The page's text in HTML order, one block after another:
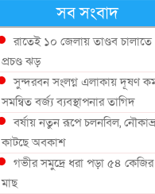
সব সংবাদ
রাতেই ১০ জেলায় তাণ্ডব চালাতে
প্রচণ্ড ঝড়
সুন্দরবন সংলগ্ন এলাকায় দূষণ
সমন্বিত বর্জ্য ব্যবস্থাপনার তাগিদ
বর্ষায় নতুন রূপে চলনবিল,
কাটছে অবকাশ
গভীর সমুদ্রে ধরা পড়া ৫৪
মাছ